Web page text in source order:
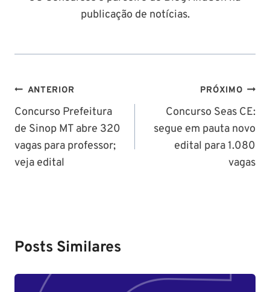
publicação de notícias.
Navegação
de
Post
ANTERIOR
Concurso Prefeitura
de Sinop MT abre 320
vagas para professor;
veja edital
PRÓXIMO
Concurso Seas CE:
segue em pauta novo
edital para 1.080
vagas
Posts Similares